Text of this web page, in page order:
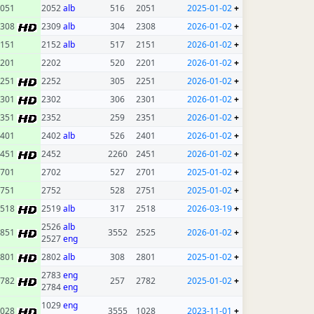
2052alb 516 2051 2025-01-02+
2309alb 304 2308 2026-01-02+
2152alb 517 2151 2026-01-02+
2202 520 2201 2026-01-02+
2252 305 2251 2026-01-02+
2302 306 2301 2026-01-02+
2352 259 2351 2026-01-02+
2402alb 526 2401 2026-01-02+
2452 2260 2451 2026-01-02+
2702 527 2701 2025-01-02+
2752 528 2751 2025-01-02+
2519alb 317 2518 2026-03-19+
2526alb
2527eng
3552 2525 2026-01-02+
2802alb 308 2801 2025-01-02+
2783eng
2784eng
257 2782 2025-01-02+
1029eng
3555 1028 2023-11-01 +